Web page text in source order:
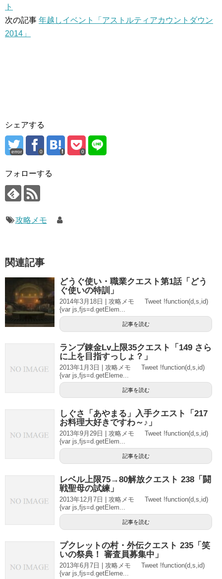
ト
次の記事 年越しイベント「アストルティアカウントダウン
2014」
シェアする
error 0 0
フォローする
攻略メモ
関連記事
どうぐ使い・職業クエスト第1話「どう
ぐ使いの特訓」
2014年3月18日 | 攻略メモ Tweet !function(d,s,id)
{var js,fjs=d.getElem...
記事を読む
ランプ錬金Lv上限35クエスト「149 さら
に上を目指すっしょ？」
2013年1月3日 | 攻略メモ Tweet !function(d,s,id)
{var js,fjs=d.getEleme...
記事を読む
しぐさ「あやまる」入手クエスト「217
お料理大好きですわ～♪」
2013年9月29日 | 攻略メモ Tweet !function(d,s,id)
{var js,fjs=d.getElem...
記事を読む
レベル上限75→80解放クエスト 238「闘
戦聖母の試練」
2013年12月7日 | 攻略メモ Tweet !function(d,s,id)
{var js,fjs=d.getElem...
記事を読む
プクレットの村・外伝クエスト 235「笑
いの祭典！ 審査員募集中」
2013年6月7日 | 攻略メモ Tweet !function(d,s,id)
{var js,fjs=d.getEleme...